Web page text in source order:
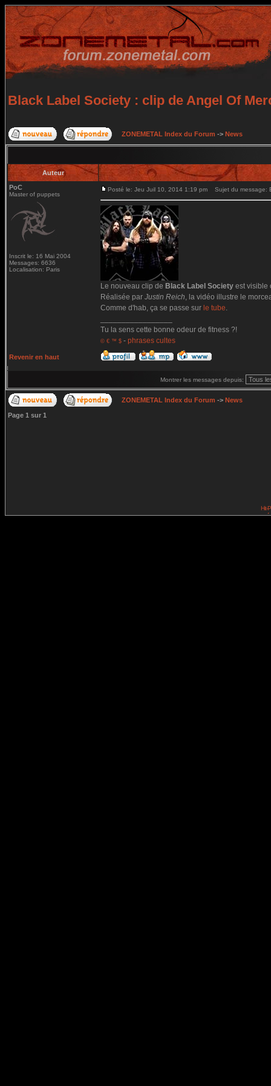
Black Label Society : clip de Angel Of
ZONEMETAL Index du Forum -> News
Auteur
PoC
Master of puppets
Inscrit le: 16 Mai 2004
Messages: 6636
Localisation: Paris
Posté le: Jeu Juil 10, 2014 1:19 pm Sujet du message:
Le nouveau clip de Black Label Society est visible
Réalisée par Justin Reich, la vidéo illustre le
Comme d'hab, ça se passe sur le tube.
Tu la sens cette bonne odeur de fitness ?!
© € ™ $ - phrases cultes
Revenir en haut
Montrer les messages depuis:
ZONEMETAL Index du Forum -> News
Page 1 sur 1